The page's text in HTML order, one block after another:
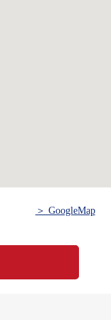
＞ GoogleMap